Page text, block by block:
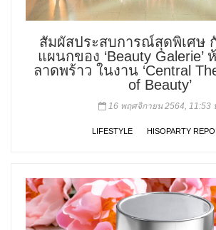
สัมผัสประสบการณ์สุดพิเศษ
แผนกของ ‘Beauty Galerie’
ลาดพร้าว ในงาน ‘Central
of Beauty’
16 พฤศจิกายน 2564, 11:53
LIFESTYLE HISOPARTY